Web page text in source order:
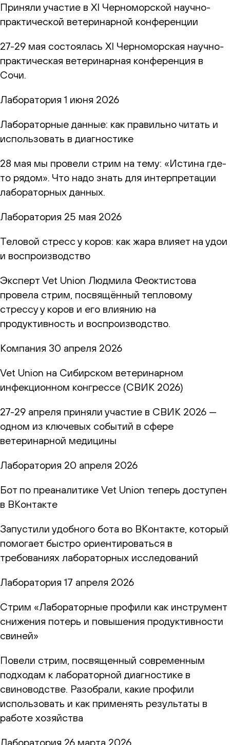
Приняли участие в XI Черноморской научно-
практической ветеринарной конференции
27-29 мая состоялась XI Черноморская научно-
практическая ветеринарная конференция в
Сочи.
Лаборатория 1 июня 2026
Лабораторные данные: как правильно читать и
использовать в диагностике
28 мая мы провели стрим на тему: «Истина где-
то рядом». Что надо знать для интерпретации
лабораторных данных.
Лаборатория 25 мая 2026
Теловой стресс у коров: как жара влияет на удои
и воспроизводство
Эксперт Vet Union Людмила Феоктистова
провела стрим, посвящённый тепловому
стрессу у коров и его влиянию на
продуктивность и воспроизводство.
Компания 30 апреля 2026
Vet Union на Сибирском ветеринарном
инфекционном конгрессе (СВИК 2026)
27-29 апреля приняли участие в СВИК 2026 —
одном из ключевых событий в сфере
ветеринарной медицины
Лаборатория 20 апреля 2026
Бот по преаналитике Vet Union теперь доступен
в ВКонтакте
Запустили удобного бота во ВКонтакте, который
помогает быстро ориентироваться в
требованиях лабораторных исследований
Лаборатория 17 апреля 2026
Стрим «Лабораторные профили как инструмент
снижения потерь и повышения продуктивности
свиней»
Повели стрим, посвященный современным
подходам к лабораторной диагностике в
свиноводстве. Разобрали, какие профили
использовать и как применять результаты в
работе хозяйства
Лаборатория 26 марта 2026